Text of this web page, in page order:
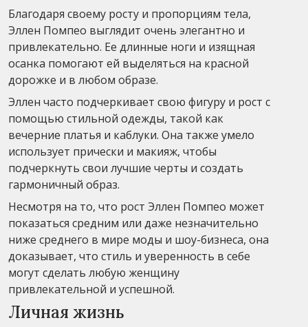
Благодаря своему росту и пропорциям тела,
Эллен Помпео выглядит очень элегантно и
привлекательно. Ее длинные ноги и изящная
осанка помогают ей выделяться на красной
дорожке и в любом образе.
Эллен часто подчеркивает свою фигуру и рост с
помощью стильной одежды, такой как
вечерние платья и каблуки. Она также умело
использует прически и макияж, чтобы
подчеркнуть свои лучшие черты и создать
гармоничный образ.
Несмотря на то, что рост Эллен Помпео может
показаться средним или даже незначительно
ниже среднего в мире моды и шоу-бизнеса, она
доказывает, что стиль и уверенность в себе
могут сделать любую женщину
привлекательной и успешной.
Личная жизнь